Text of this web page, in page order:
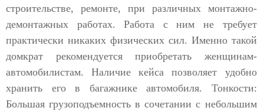
строительстве, ремонте, при различных монтажно-
демонтажных работах. Работа с ним не требует
практически никаких физических сил. Именно такой
домкрат рекомендуется приобретать женщинам-
автомобилистам. Наличие кейса позволяет удобно
хранить его в багажнике автомобиля. Тонкости:
Большая грузоподъемность в сочетании с небольшим